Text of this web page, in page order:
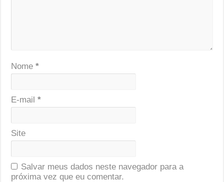
Nome*
E-mail*
Site
Salvar meus dados neste navegador para a
próxima vez que eu comentar.